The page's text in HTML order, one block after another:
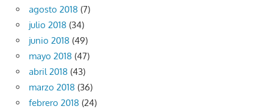
agosto 2018 (7)
julio 2018 (34)
junio 2018 (49)
mayo 2018 (47)
abril 2018 (43)
marzo 2018 (36)
febrero 2018 (24)